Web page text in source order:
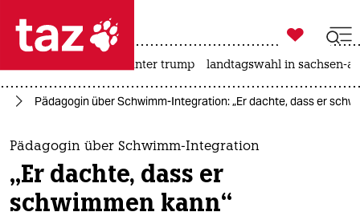
 taz zahl ich
taz zahl ich
themen
politik

taz zahl ich
usa unter trump landtagswahl in sachsen-
Pädagogin über Schwimm-Integration: „Er dachte, dass er
Pädagogin über Schwimm-Integration
„Er dachte, dass er
schwimmen kann“